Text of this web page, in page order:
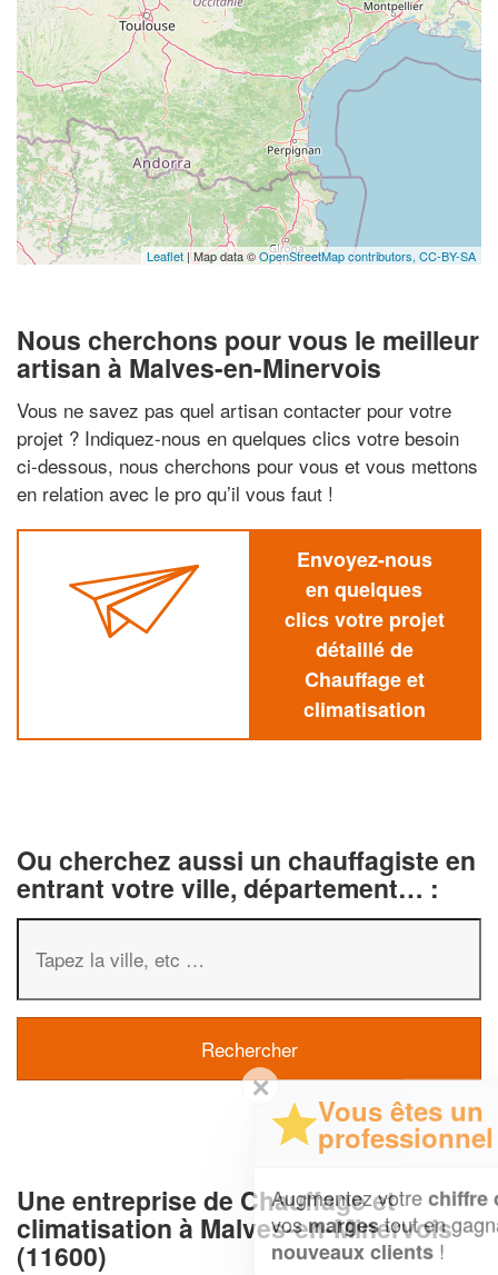
Leaflet | Map data ©OpenStreetMap contributors, CC-BY-SA
Nous cherchons pour vous le meilleur
artisan à Malves-en-Minervois
Vous ne savez pas quel artisan contacter pour votre
projet ? Indiquez-nous en quelques clics votre besoin
ci-dessous, nous cherchons pour vous et vous mettons
en relation avec le pro qu’il vous faut !
Envoyez-nous
en quelques
clics votre projet
détaillé de
Chauffage et
climatisation
Ou cherchez aussi un chauffagiste en
entrant votre ville, département… :
Une entreprise de Chauffage et
climatisation à Malves-en-Minervois
(11600)
✕
Vous êtes un
professionnel ?
Augmentez votrechiffre d'affaireset
vos margestout en gagnant de
nouveaux clients!